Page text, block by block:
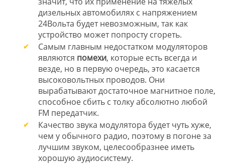
дизельных автомобилях с напряжением
24Вольта будет невозможным, так как
устройство может попросту сгореть.
Самым главным недостатком модуляторов
являются помехи, которые есть всегда и
везде, но в первую очередь, это касается
высоковольтных проводов. Они
вырабатывают достаточное магнитное поле,
способное сбить с толку абсолютно любой
FM передатчик.
Качество звука модулятора будет чуть хуже,
чем у обычного радио, поэтому в погоне за
лучшим звуком, целесообразнее иметь
хорошую аудиосистему.